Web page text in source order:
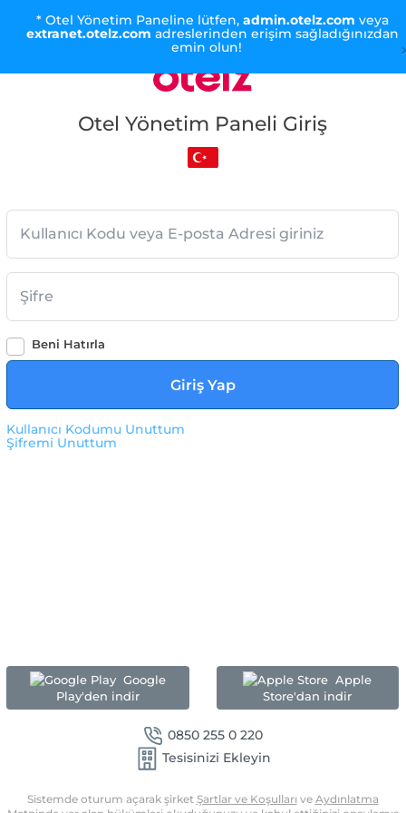
Otel Yönetim Paneli Giriş
Beni Hatırla
Giriş Yap
Kullanıcı Kodumu Unuttum
Şifremi Unuttum
Google
Play'den indir
Apple
Store'dan indir
0850 255 0 220
Tesisinizi Ekleyin
Sistemde oturum açarak şirket Şartlar ve Koşulları ve Aydınlatma
* Otel Yönetim Paneline lütfen, admin.otelz.com veya
extranet.otelz.com adreslerinden erişim sağladığınızdan
emin olun!